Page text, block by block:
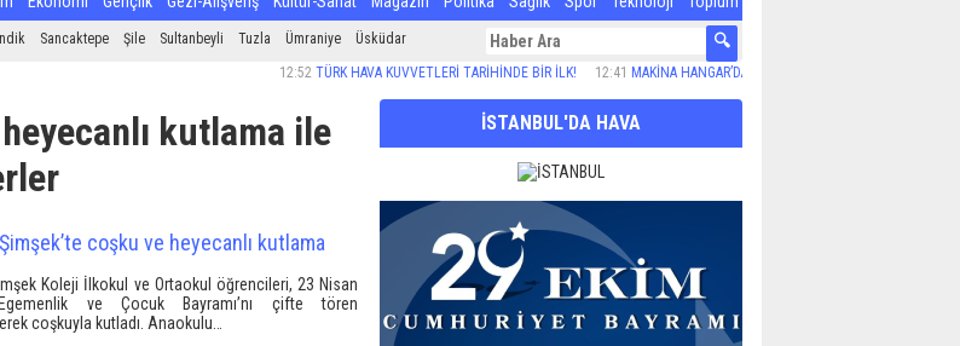
Sancaktepe Şile Sultanbeyli Tuzla Ümraniye
Üsküdar
TÜRK HAVA KUVVETLERİ TARİHİNDE BİR İLK! 12:41 MAKİNA HANGAR’DA İKİNCİ YAZ OKULU DÖNEMİ BAŞLADI
kutlama ile
coşku ve heyecanlı kutlama
Koleji İlkokul ve Ortaokul öğrencileri, 23 Nisan
ve Çocuk Bayramı’nı çifte tören
coşkuyla kutladı. Anaokulu…
İSTANBUL'DA HAVA